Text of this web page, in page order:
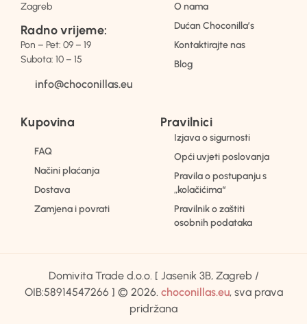
Zagreb
Radno vrijeme:
Pon – Pet: 09 – 19
Subota: 10 – 15
info@choconillas.eu
O nama
Dućan Choconilla’s
Kontaktirajte nas
Blog
Kupovina
FAQ
Načini plaćanja
Dostava
Zamjena i povrati
Pravilnici
Izjava o sigurnosti
Opći uvjeti poslovanja
Pravila o postupanju s
„kolačićima“
Pravilnik o zaštiti
osobnih podataka
Domivita Trade d.o.o. [ Jasenik 3B, Zagreb /
OIB:58914547266 ] © 2026. choconillas.eu, sva prava
pridržana